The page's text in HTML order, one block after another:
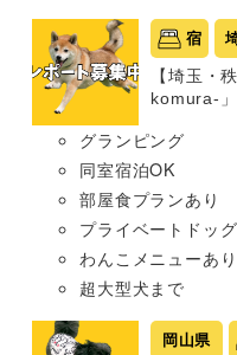
宿
【埼玉・
komura-」
グランピング
同室宿泊OK
部屋食プランあり
プライベートドッ
わんこメニューあり
超大型犬まで
岡山県